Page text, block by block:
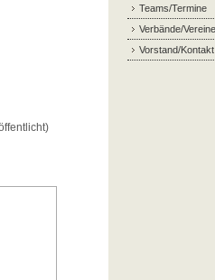
Teams/Termine
Verbände/Vereine
Vorstand/Kontakt